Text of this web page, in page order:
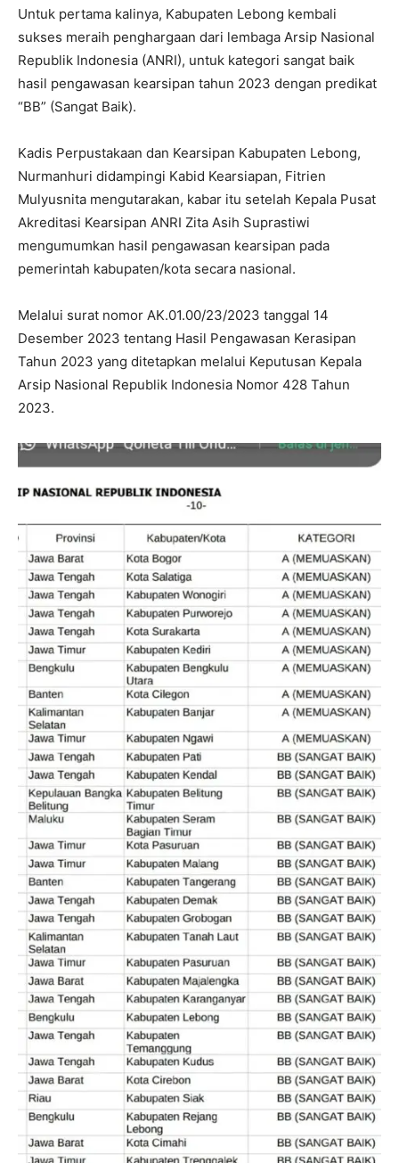
Untuk pertama kalinya, Kabupaten Lebong kembali
sukses meraih penghargaan dari lembaga Arsip Nasional
Republik Indonesia (ANRI), untuk kategori sangat baik
hasil pengawasan kearsipan tahun 2023 dengan predikat
“BB” (Sangat Baik).
Kadis Perpustakaan dan Kearsipan Kabupaten Lebong,
Nurmanhuri didampingi Kabid Kearsiapan, Fitrien
Mulyusnita mengutarakan, kabar itu setelah Kepala Pusat
Akreditasi Kearsipan ANRI Zita Asih Suprastiwi
mengumumkan hasil pengawasan kearsipan pada
pemerintah kabupaten/kota secara nasional.
Melalui surat nomor AK.01.00/23/2023 tanggal 14
Desember 2023 tentang Hasil Pengawasan Kerasipan
Tahun 2023 yang ditetapkan melalui Keputusan Kepala
Arsip Nasional Republik Indonesia Nomor 428 Tahun
2023.